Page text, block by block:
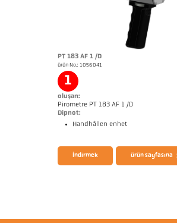
Boyutçizim PA 83-K012
PT 183 AF 1 /D
ürün No.: 1056041
1
oluşan:
Pirometre PT 183 AF 1 /D
Dipnot:
Handhållen enhet
İndirmek ürün sayfasına